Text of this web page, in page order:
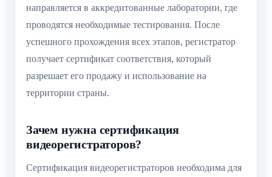
направляется в аккредитованные лаборатории, где
проводятся необходимые тестирования. После
успешного прохождения всех этапов, регистратор
получает сертификат соответствия, который
разрешает его продажу и использование на
территории страны.
Зачем нужна сертификация
видеорегистраторов?
Сертификация видеорегистраторов необходима для